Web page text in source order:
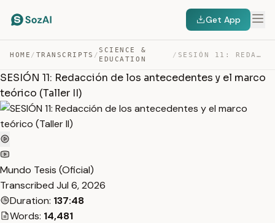
Get App
HOME / TRANSCRIPTS /
SCIENCE &
EDUCATION
/ SESIÓN 11: REDACCIÓN DE LOS ANTECEDENTES Y EL MARCO TEÓ… — TRANSCRIPT
SESIÓN 11: Redacción de los antecedentes y el marco
teórico (Taller II)
Mundo Tesis (Oficial)
Transcribed Jul 6, 2026
Duration: 137:48
Words: 14,481